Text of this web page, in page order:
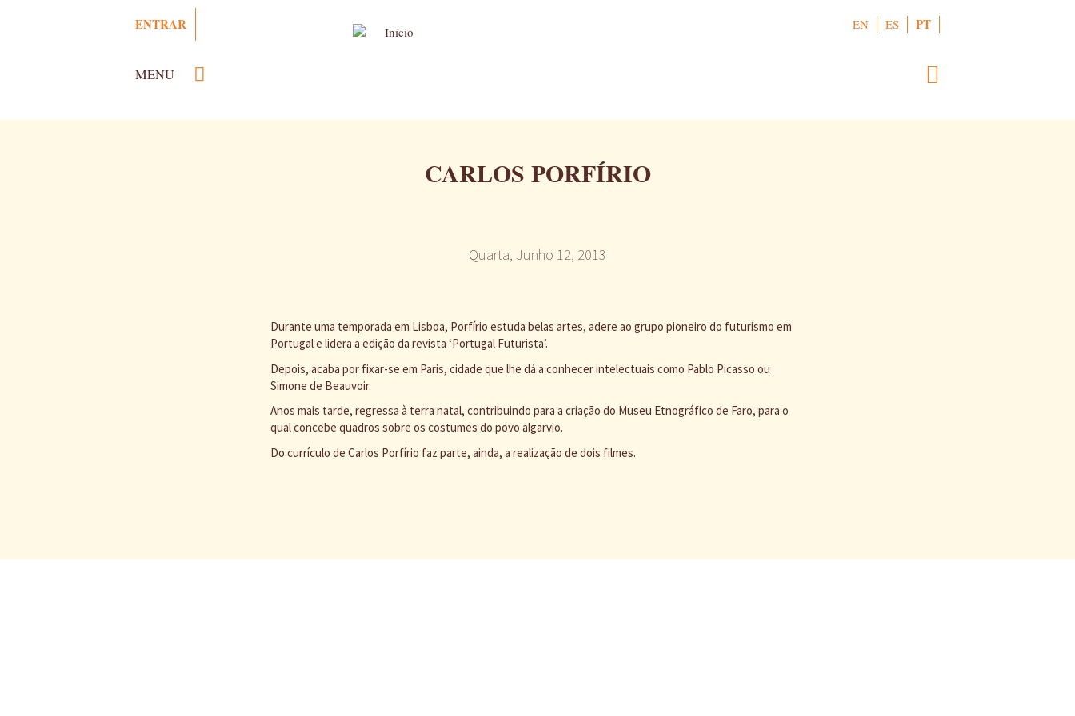
ENTRAR
MENU
PT
ES
EN
CARLOS PORFÍRIO
Quarta, Junho 12, 2013
Durante uma temporada em Lisboa, Porfírio estuda belas artes, adere ao grupo pioneiro do futurismo em
Portugal e lidera a edição da revista ‘Portugal Futurista’.
Depois, acaba por fixar-se em Paris, cidade que lhe dá a conhecer intelectuais como Pablo Picasso ou
Simone de Beauvoir.
Anos mais tarde, regressa à terra natal, contribuindo para a criação do Museu Etnográfico de Faro, para o
qual concebe quadros sobre os costumes do povo algarvio.
Do currículo de Carlos Porfírio faz parte, ainda, a realização de dois filmes.